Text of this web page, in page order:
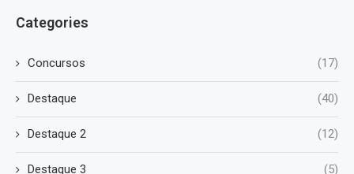
Categories
Concursos (17)
Destaque (40)
Destaque 2 (12)
Destaque 3 (5)